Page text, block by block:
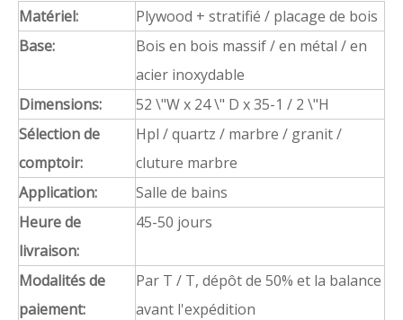
Matériel:
Plywood + stratifié / placage de bois
Base:
Bois en bois massif / en métal / en
acier inoxydable
Dimensions:
52 \"W x 24 \" D x 35-1 / 2 \"H
Sélection de
comptoir:
Hpl / quartz / marbre / granit /
cluture marbre
Application:
Salle de bains
Heure de
livraison:
45-50 jours
Modalités de
paiement:
Par T / T, dépôt de 50% et la balance
avant l'expédition